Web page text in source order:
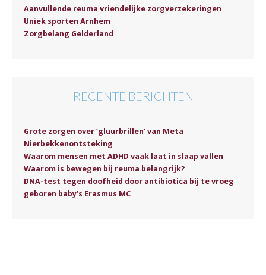
Aanvullende reuma vriendelijke zorgverzekeringen
Uniek sporten Arnhem
Zorgbelang Gelderland
RECENTE BERICHTEN
Grote zorgen over ‘gluurbrillen’ van Meta
Nierbekkenontsteking
Waarom mensen met ADHD vaak laat in slaap vallen
Waarom is bewegen bij reuma belangrijk?
DNA-test tegen doofheid door antibiotica bij te vroeg
geboren baby’s Erasmus MC